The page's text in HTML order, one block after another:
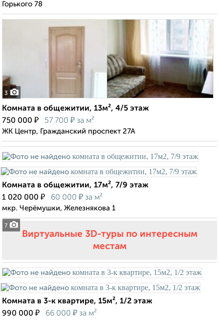
Горького 78
3
Комната в общежитии, 13м², 4/5 этаж
750 000 ₽ 57 700 ₽ за м²
ЖК Центр, Гражданский проспект 27А
7
Комната в общежитии, 17м², 7/9 этаж
1 020 000 ₽ 60 000 ₽ за м²
мкр. Черёмушки, Железнякова 1
Виртуальные 3D-туры по интересным
местам
Комната в 3-к квартире, 15м², 1/2 этаж
990 000 ₽ 66 000 ₽ за м²